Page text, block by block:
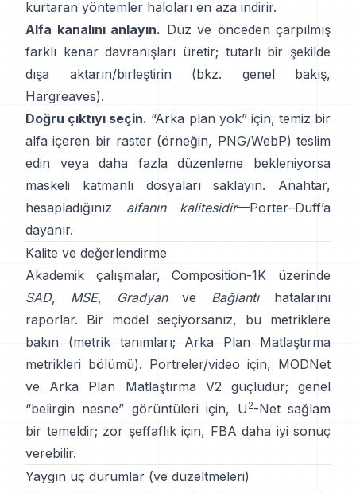
kurtaran yöntemler haloları en aza indirir.
Alfa kanalını anlayın. Düz ve önceden çarpılmış
farklı kenar davranışları üretir; tutarlı bir şekilde
dışa aktarın/birleştirin (bkz.
genel bakış,
Hargreaves).
Doğru çıktıyı seçin. “Arka plan yok” için, temiz bir
alfa içeren bir raster (örneğin, PNG/WebP) teslim
edin veya daha fazla düzenleme bekleniyorsa
maskeli katmanlı dosyaları saklayın. Anahtar,
hesapladığınız alfanın kalitesidir—Porter–Duff’a
dayanır.
Kalite ve değerlendirme
Akademik çalışmalar,Composition-1K üzerinde
SAD, MSE, Gradyanve Bağlantıhatalarını
raporlar. Bir model seçiyorsanız, bu metriklere
bakın
(metrik tanımları;
Arka Plan Matlaştırma
metrikleri bölümü). Portreler/video için, MODNet
ve
Arka Plan Matlaştırma V2güçlüdür; genel
“belirgin nesne” görüntüleri için, U2-Netsağlam
bir temeldir; zor şeffaflık için, FBA daha iyi sonuç
verebilir.
Yaygın uç durumlar (ve düzeltmeleri)